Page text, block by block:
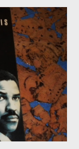
más positiva se
entre 21 y 28 días.
nuevas vías
que nos
personal a
antiguas ideas y